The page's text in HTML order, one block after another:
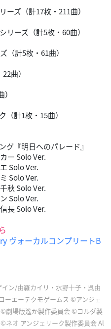
ーズ（計17枚・211曲）
リーズ（計5枚・60曲）
（計5枚・61曲）
曲）
（計1枚・15曲）
グ『明日へのパレード』
ー Solo Ver.
Solo Ver.
Solo Ver.
秋 Solo Ver.
Solo Ver.
長 Solo Ver.
ヴォーカルコンプリートB
ン/由羅カイリ・水野十子・呉由
ーエーテクモゲームス ©アンジェ
劇場版遙か製作委員会 ©コルダ製
オ アンジェリーク製作委員会 Al